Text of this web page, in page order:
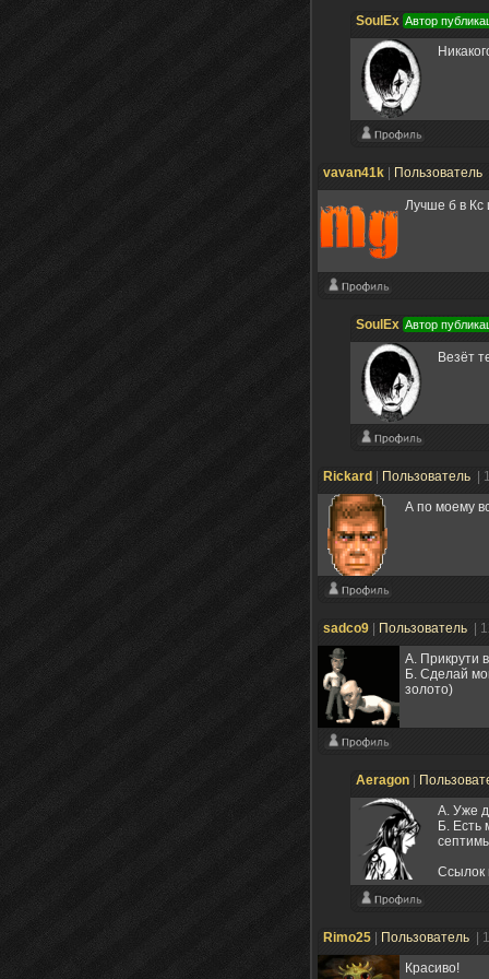
SoulEx Автор
vavan41k Пользователь
Лучше б в Кс
SoulEx Автор
Везёт
Rickard Пользователь
|
А по моему
sadco9 Пользователь
|
А. Прикрути
Б. Сделай
золото)
Aeragon
A. Уже
Б. Есть
Ссылок
Rimo25 Пользователь
|
Красиво!